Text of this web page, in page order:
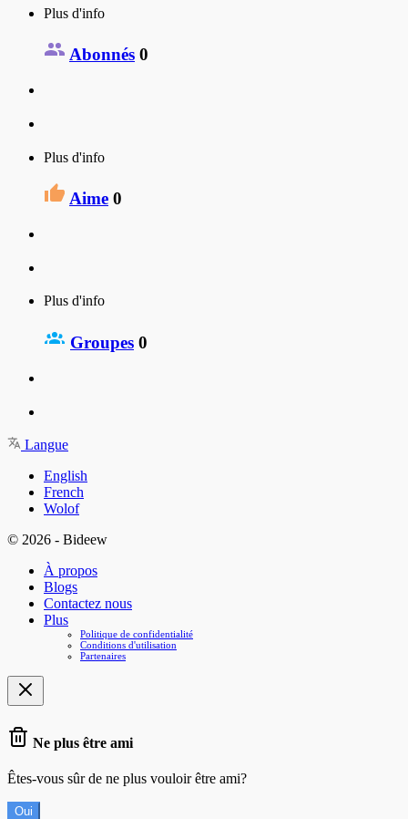
Plus d'info
Abonnés 0
Plus d'info
Aime 0
Plus d'info
Groupes 0
Langue
English
French
Wolof
© 2026 - Bideew
À propos
Blogs
Contactez nous
Plus
Politique de confidentialité
Conditions d'utilisation
Partenaires
Ne plus être ami
Êtes-vous sûr de ne plus vouloir être ami?
Oui